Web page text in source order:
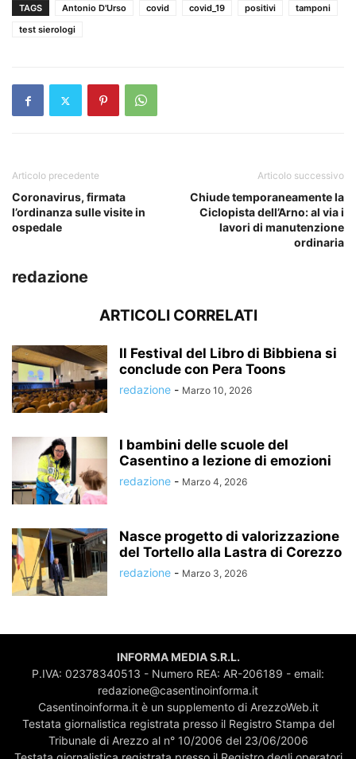
TAGS Antonio D'Urso covid covid_19 positivi
tamponi
test sierologi
Articolo precedente
Coronavirus, firmata
l’ordinanza sulle visite in
ospedale
Articolo successivo
Chiude temporaneamente la
Ciclopista dell’Arno: al via i
lavori di manutenzione
ordinaria
redazione
ARTICOLI CORRELATI
Il Festival del Libro di Bibbiena si
conclude con Pera Toons
redazione - Marzo 10, 2026
I bambini delle scuole del
Casentino a lezione di emozioni
redazione - Marzo 4, 2026
Nasce progetto di valorizzazione
del Tortello alla Lastra di Corezzo
redazione - Marzo 3, 2026
INFORMA MEDIA S.R.L.
P.IVA: 02378340513 - Numero REA: AR-206189 - email:
redazione@casentinoinforma.it
Casentinoinforma.it è un supplemento di ArezzoWeb.it
Testata giornalistica registrata presso il Registro Stampa del
Tribunale di Arezzo al n° 10/2006 del 23/06/2006